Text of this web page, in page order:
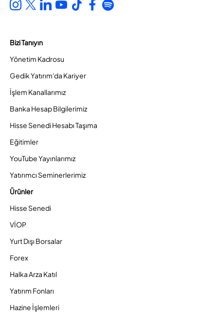
Bizi Tanıyın
Yönetim Kadrosu
Gedik Yatırım'da Kariyer
İşlem Kanallarımız
Banka Hesap Bilgilerimiz
Hisse Senedi Hesabı Taşıma
Eğitimler
YouTube Yayınlarımız
Yatırımcı Seminerlerimiz
Ürünler
Hisse Senedi
VİOP
Yurt Dışı Borsalar
Forex
Halka Arza Katıl
Yatırım Fonları
Hazine İşlemleri